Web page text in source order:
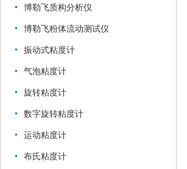
博勒飞质构分析仪
博勒飞粉体流动测试仪
振动式粘度计
气泡粘度计
旋转粘度计
数字旋转粘度计
运动粘度计
布氏粘度计